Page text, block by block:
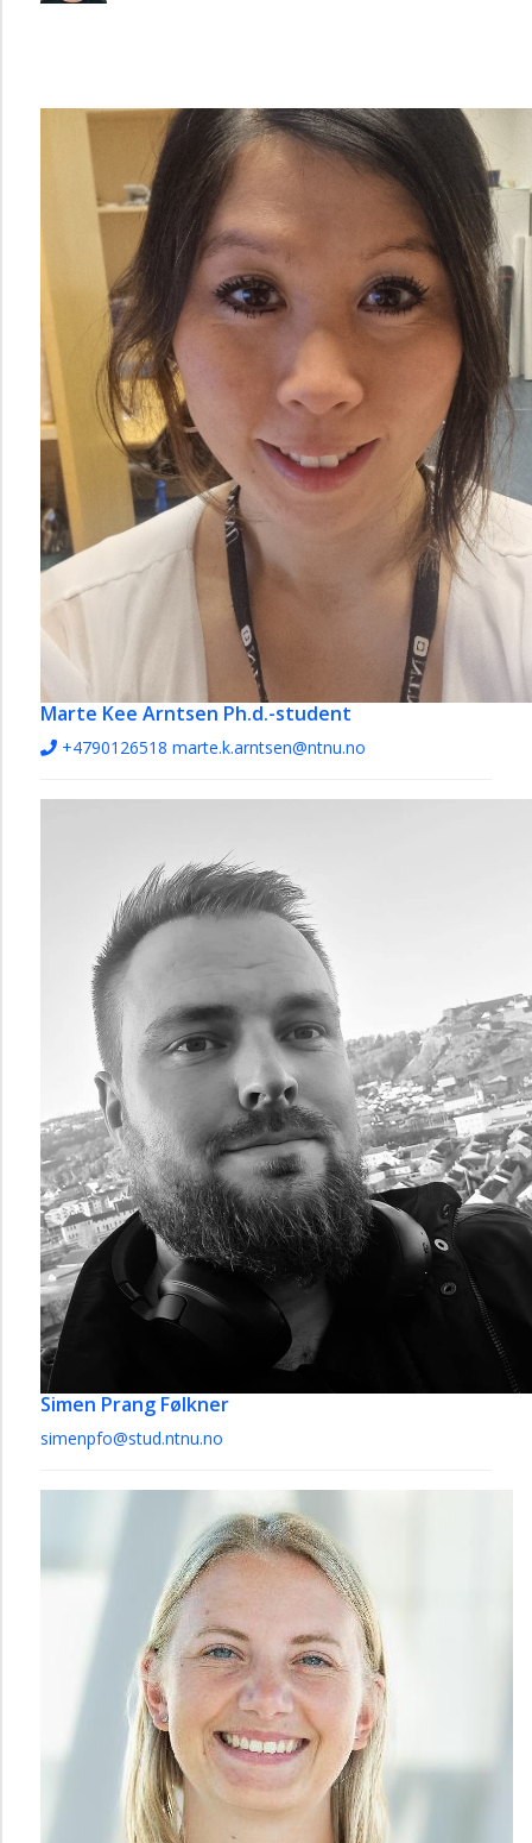
Marte Kee Arntsen Ph.d.-student
+4790126518 marte.k.arntsen@ntnu.no
Simen Prang Følkner
simenpfo@stud.ntnu.no